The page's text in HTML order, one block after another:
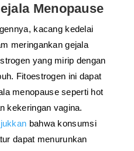
Menopause
kacang kedelai
meringankan gejala
yang mirip dengan
Fitoestrogen ini dapat
menopause seperti hot
kekeringan vagina.
bahwa konsumsi
dapat menurunkan